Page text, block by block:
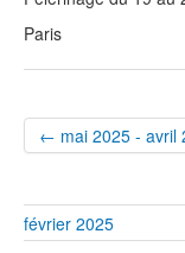
Paris
← mai 2025 - avril
février 2025